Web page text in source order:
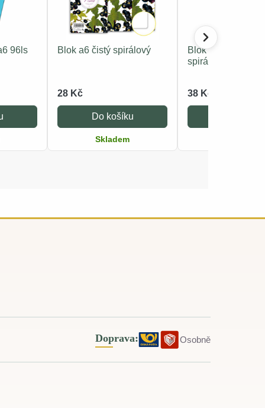
96ls
Blok a6 čistý spirálový
28 Kč
Do košíku
Skladem
Blok a5
spirálový
38 Kč
Doprava: Osobně